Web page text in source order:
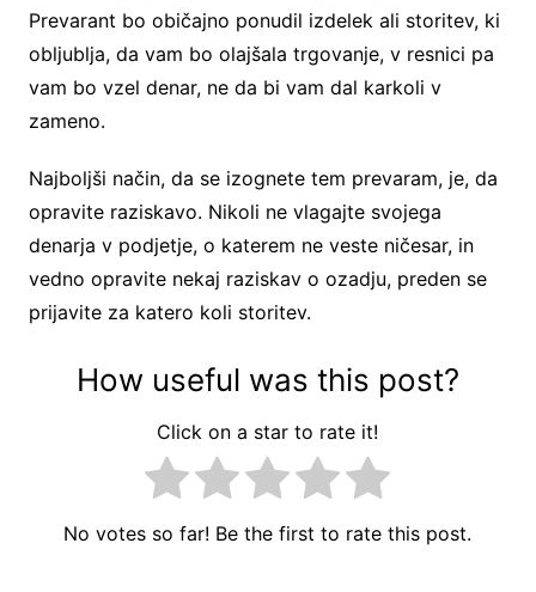
Prevarant bo običajno ponudil izdelek ali storitev, ki
obljublja, da vam bo olajšala trgovanje, v resnici pa
vam bo vzel denar, ne da bi vam dal karkoli v
zameno.
Najboljši način, da se izognete tem prevaram, je, da
opravite raziskavo. Nikoli ne vlagajte svojega
denarja v podjetje, o katerem ne veste ničesar, in
vedno opravite nekaj raziskav o ozadju, preden se
prijavite za katero koli storitev.
How useful was this post?
Click on a star to rate it!
No votes so far! Be the first to rate this post.